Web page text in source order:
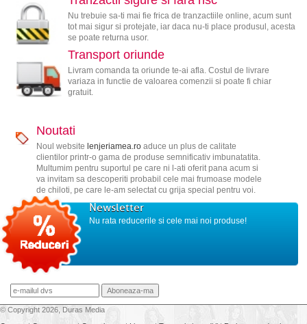
Nu trebuie sa-ti mai fie frica de tranzactiile online, acum sunt
tot mai sigur si protejate, iar daca nu-ti place produsul, acesta
se poate returna usor.
Transport oriunde
Livram comanda ta oriunde te-ai afla. Costul de livrare
variaza in functie de valoarea comenzii si poate fi chiar
gratuit.
Noutati
Noul website lenjeriamea.roaduce un plus de calitate
clientilor printr-o gama de produse semnificativ imbunatatita.
Multumim pentru suportul pe care ni l-ati oferit pana acum si
va invitam sa descoperiti probabil cele mai frumoase modele
de chiloti, pe care le-am selectat cu grija special pentru voi.
Newsletter
Nu rata reducerile si cele mai noi produse!
© Copyright 2026, Duras Media